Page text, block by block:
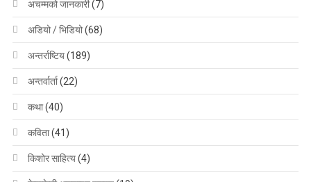
अचम्मको जानकारी(7)
अडियो / भिडियो(68)
अन्तर्राष्टिय(189)
अन्तर्वार्ता(22)
कथा(40)
कविता(41)
किशोर साहित्य(4)